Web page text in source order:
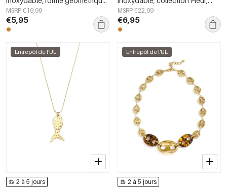
collection simple pour le
quotidien, bijoux pour femmes
MSRP €19,99
€5,95
style quotidien et simple, bijoux
pour femmes
MSRP €22,99
€6,95
Entrepôt de l'UE
2 à 5 jours
Entrepôt de l'UE
2 à 5 jours